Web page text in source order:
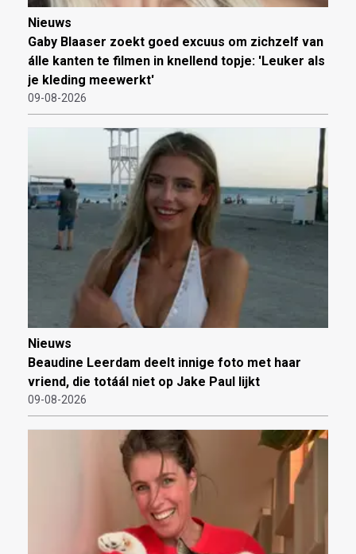
Nieuws
Gaby Blaaser zoekt goed excuus om zichzelf van
álle kanten te filmen in knellend topje: 'Leuker als
je kleding meewerkt'
09-08-2026
Nieuws
Beaudine Leerdam deelt innige foto met haar
vriend, die totáál niet op Jake Paul lijkt
09-08-2026